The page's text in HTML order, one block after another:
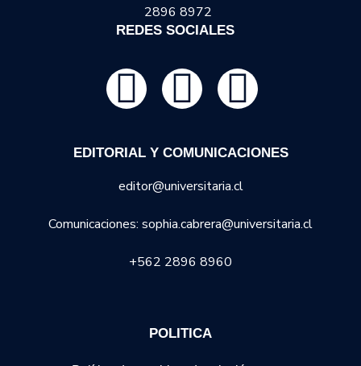
2896 8972
REDES SOCIALES
EDITORIAL Y COMUNICACIONES
editor@universitaria.cl
Comunicaciones: sophia.cabrera@universitaria.cl
+562 2896 8960
POLITICA